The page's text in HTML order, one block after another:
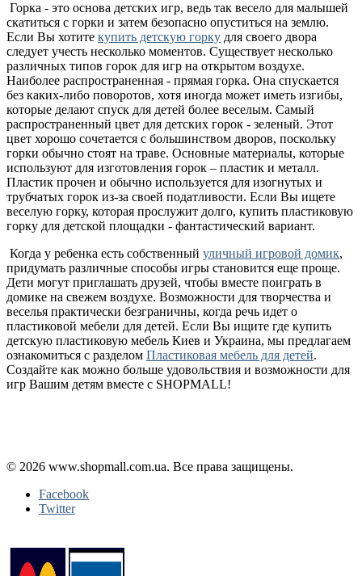
Горка - это основа детских игр, ведь так весело для малышей
скатиться с горки и затем безопасно опуститься на землю.
Если Вы хотите купить детскую горку для своего двора
следует учесть несколько моментов. Существует несколько
различных типов горок для игр на открытом воздухе.
Наиболее распространенная - прямая горка. Она спускается
без каких-либо поворотов, хотя иногда может иметь изгибы,
которые делают спуск для детей более веселым. Самый
распространенный цвет для детских горок - зеленый. Этот
цвет хорошо сочетается с большинством дворов, поскольку
горки обычно стоят на траве. Основные материалы, которые
используют для изготовления горок – пластик и металл.
Пластик прочен и обычно используется для изогнутых и
трубчатых горок из-за своей податливости. Если Вы ищете
веселую горку, которая прослужит долго, купить пластиковую
горку для детской площадки - фантастический вариант.
Когда у ребенка есть собственный уличный игровой домик,
придумать различные способы игры становится еще проще.
Дети могут приглашать друзей, чтобы вместе поиграть в
домике на свежем воздухе. Возможности для творчества и
веселья практически безграничны, когда речь идет о
пластиковой мебели для детей. Если Вы ищите где купить
детскую пластиковую мебель Киев и Украина, мы предлагаем
ознакомиться с разделом Пластиковая мебель для детей.
Создайте как можно больше удовольствия и возможности для
игр Вашим детям вместе с SHOPMALL!
© 2026 www.shopmall.com.ua. Все права защищены.
Facebook
Twitter